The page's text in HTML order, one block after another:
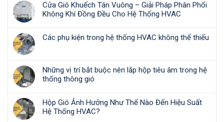
Cửa Gió Khuếch Tán Vuông – Giải Pháp Phân Phối
Không Khí Đồng Đều Cho Hệ Thống HVAC
Các phụ kiện trong hệ thống HVAC không thể thiếu
Những vị trí bắt buộc nên lắp hộp tiêu âm trong hệ
thống thông gió
Hộp Gió Ảnh Hưởng Như Thế Nào Đến Hiệu Suất
Hệ Thống HVAC?